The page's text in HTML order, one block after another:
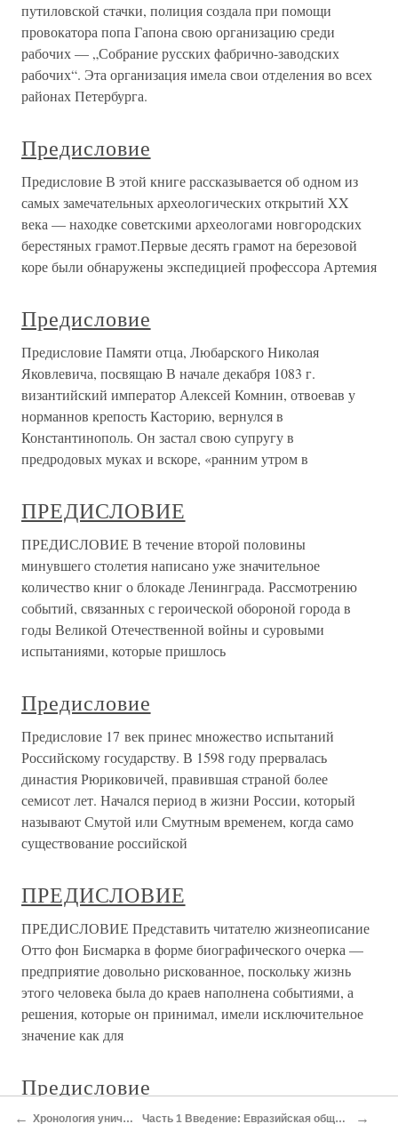
путиловской стачки, полиция создала при помощи
провокатора попа Гапона свою организацию среди
рабочих — „Собрание русских фабрично-заводских
рабочих“. Эта организация имела свои отделения во всех
районах Петербурга.
Предисловие
Предисловие В этой книге рассказывается об одном из
самых замечательных археологических открытий XX
века — находке советскими археологами новгородских
берестяных грамот.Первые десять грамот на березовой
коре были обнаружены экспедицией профессора Артемия
Предисловие
Предисловие Памяти отца, Любарского Николая
Яковлевича, посвящаю В начале декабря 1083 г.
византийский император Алексей Комнин, отвоевав у
норманнов крепость Касторию, вернулся в
Константинополь. Он застал свою супругу в
предродовых муках и вскоре, «ранним утром в
ПРЕДИСЛОВИЕ
ПРЕДИСЛОВИЕ В течение второй половины
минувшего столетия написано уже значительное
количество книг о блокаде Ленинграда. Рассмотрению
событий, связанных с героической обороной города в
годы Великой Отечественной войны и суровыми
испытаниями, которые пришлось
Предисловие
Предисловие 17 век принес множество испытаний
Российскому государству. В 1598 году прервалась
династия Рюриковичей, правившая страной более
семисот лет. Начался период в жизни России, который
называют Смутой или Смутным временем, когда само
существование российской
ПРЕДИСЛОВИЕ
ПРЕДИСЛОВИЕ Представить читателю жизнеописание
Отто фон Бисмарка в форме биографического очерка —
предприятие довольно рискованное, поскольку жизнь
этого человека была до краев наполнена событиями, а
решения, которые он принимал, имели исключительное
значение как для
Предисловие
Предисловие По христианскому летосчислению Бабур
← Хронология уничтожения Германии (1900-1945 годы) Часть 1 Введение: Евразийская общность. Начало осады Германии и Первая мировая война; 1900-1918 годы →